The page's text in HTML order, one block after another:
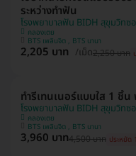
ระหว่างทำฟัน
โรงพยาบาลฟัน BIDH สุขุมวิทซ
คลองเตย
BTS เพลินจิต , BTS นานา
2,205 บาท /เม็ด2,250 บาท
ทำรีเทนเนอร์แบบใส 1 ชิ้
โรงพยาบาลฟัน BIDH สุขุมวิทซ
คลองเตย
BTS เพลินจิต , BTS นานา
3,960 บาท4,500 บาท ประหยัด